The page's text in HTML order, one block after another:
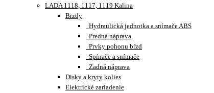
LADA 1118, 1117, 1119 Kalina
Brzdy
Hydraulická jednotka a snímače ABS
Predná náprava
Prvky pohonu bŕzd
Spínače a snímače
Zadná náprava
Disky a kryty kolies
Elektrické zariadenie